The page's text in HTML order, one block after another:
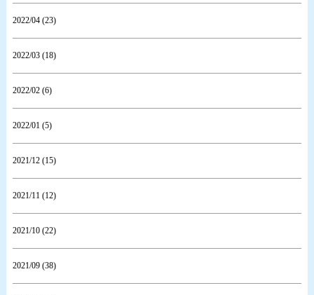
2022/04 (23)
2022/03 (18)
2022/02 (6)
2022/01 (5)
2021/12 (15)
2021/11 (12)
2021/10 (22)
2021/09 (38)